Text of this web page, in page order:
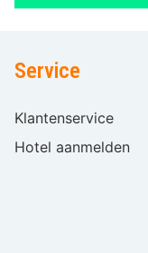
Service
Klantenservice
Hotel aanmelden